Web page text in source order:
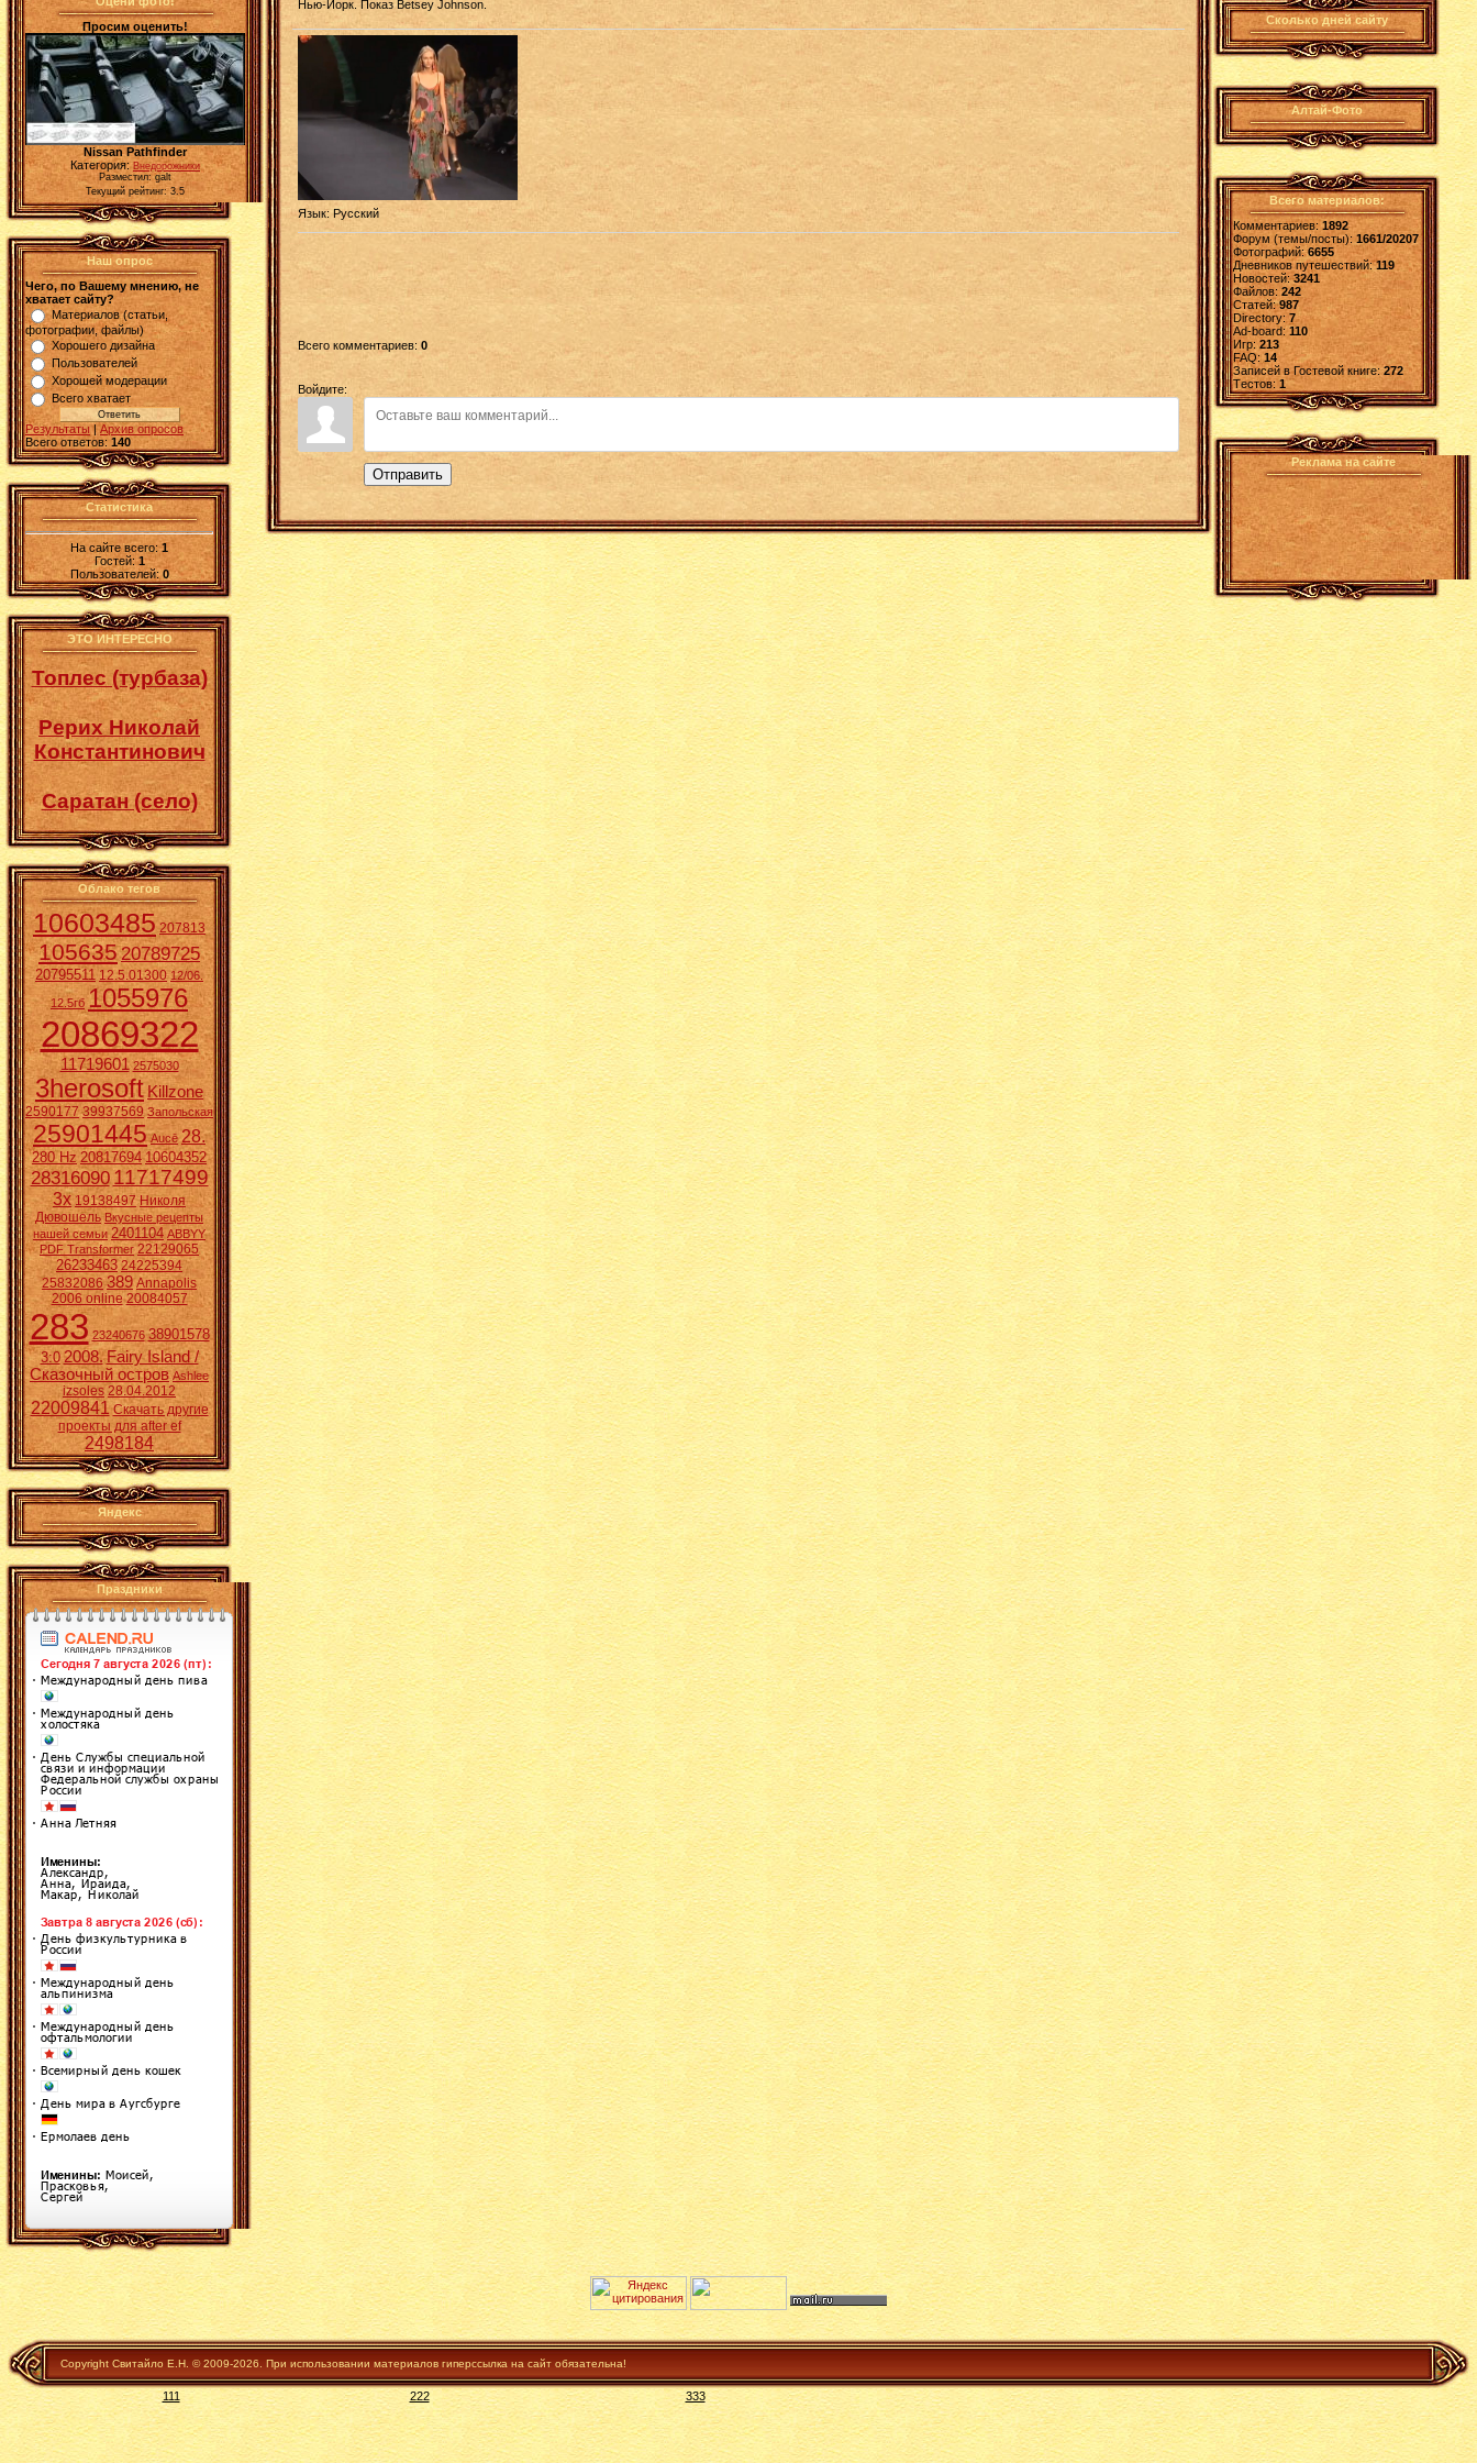
Просим оценить!
Nissan Pathfinder
Категория: Внедорожники
Разместил: galt
Текущий рейтинг: 3.5
Наш опрос
Чего, по Вашему мнению, не
хватает сайту?
Материалов (статьи,
фотографии, файлы)
Хорошего дизайна
Пользователей
Хорошей модерации
Всего хватает
Результаты|Архив опросов
Всего ответов: 140
Статистика
На сайте всего:1
Гостей:1
Пользователей: 0
ЭТО ИНТЕРЕСНО
Топлес (турбаза)
Рерих Николай
Константинович
Саратан (село)
Облако тегов
10603485 207813
10563520789725
20795511 12.5.01300 12/06.
12.5гб 1055976
20869322
11719601 2575030
3herosoft Killzone
2590177 39937569 Запольская
25901445 Aucē 28.
280 Hz 20817694 10604352
2831609011717499
3x 19138497 Николя
Дювошель Вкусные рецепты
нашей семьи 2401104 ABBYY
PDF Transformer 22129065
26233463 24225394
25832086 389 Annapolis
2006 online 20084057
283 23240676 38901578
3:0 2008. Fairy Island /
Сказочный остров Ashlee
izsoles 28.04.2012
22009841 Скачать другие
проекты для after ef
2498184
Яндекс
Праздники
Нью-Йорк. Показ Betsey Johnson.
Язык: Русский
Всего комментариев: 0
Войдите:
Отправить
Сколько дней сайту
Алтай-Фото
Всего материалов:
Комментариев: 1892
Форум (темы/посты):1661/20207
Фотографий:6655
Дневников путешествий:119
Новостей:3241
Файлов: 242
Статей:987
Directory: 7
Ad-board:110
Игр: 213
FAQ:14
Записей в Гостевой книге:272
Tестов: 1
Реклама на сайте
Copyright Свитайло Е.Н. © 2009-2026. При использовании материалов гиперссылка на сайт обязательна!
111 222 333